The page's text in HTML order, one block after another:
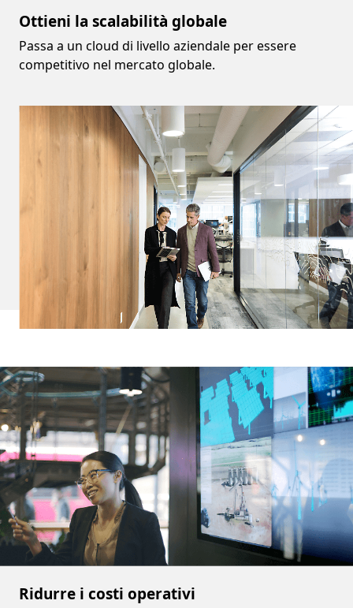
Ottieni la scalabilità globale
Passa a un cloud di livello aziendale per essere
competitivo nel mercato globale.
Ridurre i costi operativi